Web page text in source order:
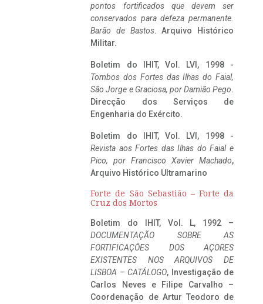
pontos fortificados que devem ser
conservados para defeza permanente.
Barão de Bastos. Arquivo Histórico
Militar.
Boletim do IHIT, Vol. LVI, 1998 -
Tombos dos Fortes das Ilhas do Faial,
São Jorge e Graciosa, por Damião Pego.
Direcção dos Serviços de
Engenharia do Exército.
Boletim do IHIT, Vol. LVI, 1998 -
Revista aos Fortes das Ilhas do Faial e
Pico, por Francisco Xavier Machado,
Arquivo Histórico Ultramarino
Forte de São Sebastião – Forte da
Cruz dos Mortos
Boletim do IHIT, Vol. L, 1992 –
DOCUMENTAÇÃO SOBRE AS
FORTIFICAÇÕES DOS AÇORES
EXISTENTES NOS ARQUIVOS DE
LISBOA – CATÁLOGO, Investigação de
Carlos Neves e Filipe Carvalho –
Coordenação de Artur Teodoro de